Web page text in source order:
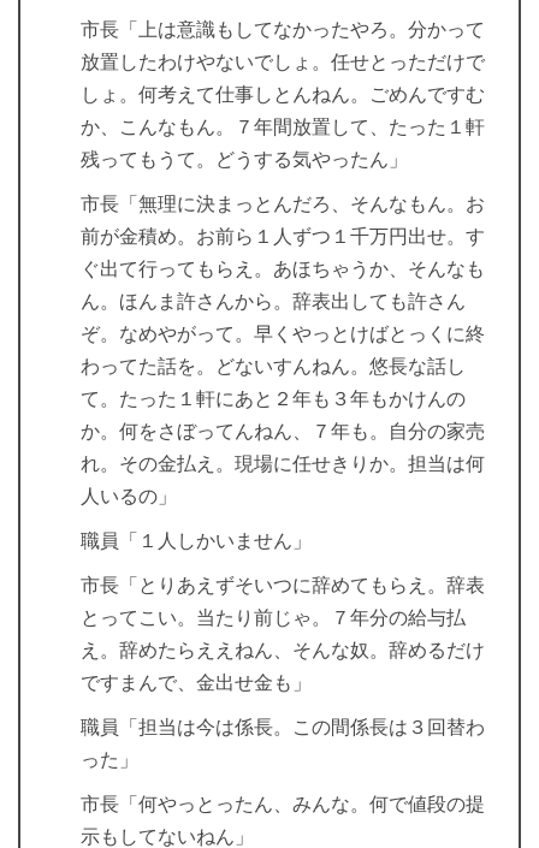
市長「上は意識もしてなかったやろ。分かって
放置したわけやないでしょ。任せとっただけで
しょ。何考えて仕事しとんねん。ごめんですむ
か、こんなもん。７年間放置して、たった１軒
残ってもうて。どうする気やったん」
市長「無理に決まっとんだろ、そんなもん。お
前が金積め。お前ら１人ずつ１千万円出せ。す
ぐ出て行ってもらえ。あほちゃうか、そんなも
ん。ほんま許さんから。辞表出しても許さん
ぞ。なめやがって。早くやっとけばとっくに終
わってた話を。どないすんねん。悠長な話し
て。たった１軒にあと２年も３年もかけんの
か。何をさぼってんねん、７年も。自分の家売
れ。その金払え。現場に任せきりか。担当は何
人いるの」
職員「１人しかいません」
市長「とりあえずそいつに辞めてもらえ。辞表
とってこい。当たり前じゃ。７年分の給与払
え。辞めたらええねん、そんな奴。辞めるだけ
ですまんで、金出せ金も」
職員「担当は今は係長。この間係長は３回替わ
った」
市長「何やっとったん、みんな。何で値段の提
示もしてないねん」